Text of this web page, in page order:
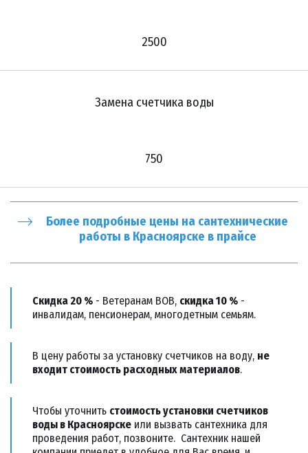
2500
Замена счетчика воды
750
Более подробные цены на сантехнические
работы в Красноярске в прайсе
Скидка 20 % - Ветеранам ВОВ, скидка 10 % -
инвалидам, пенсионерам, многодетным семьям.
В цену работы за установку счетчиков на воду, не
входит стоимость расходных материалов.
Чтобы уточнить стоимость установки счетчиков
воды в Красноярске или вызвать сантехника для
проведения работ, позвоните.  Сантехник нашей